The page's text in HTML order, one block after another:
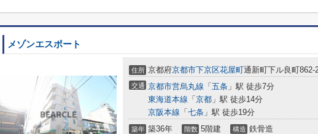
メゾンエスポート
住所 京都府京都市下京区花屋町通新町下ル良町862-
交通 京都市営烏丸線 「 五条 」駅 徒歩7分
東海道本線 「 京都 」駅 徒歩14分
京阪本線 「 七条 」駅 徒歩19分
築年 築36年 階数 5階建 構造 鉄骨造